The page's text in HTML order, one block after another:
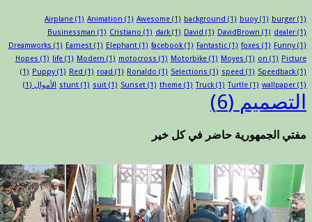
Airplane (1) Animation (1) Awesome (1) background (1) buoy (1) burger (1)
Businessman (1) Cristiano (1) dark(1) David (1) DavidBrown (1) dealer (1)
Dreamworks (1) Earnest (1) Elephant (1) facebook(1) Fantastic (1) foxes (1) Funny (1)
Hopes (1) life (1) Modern (1) motocross (1) Motorbike (1) Moyes (1) on (1) Picture
(1) Puppy (1) Red (1) road (1) Ronaldo (1) Selections (1) speed (1) Speedback(1)
stunt (1) suit (1) Sunset (1) theme (1) Truck(1) Turtle (1) wallpaper (1) الأموال (1)
التصميم (6)
مفتي الجمهورية حاضر في كل خير